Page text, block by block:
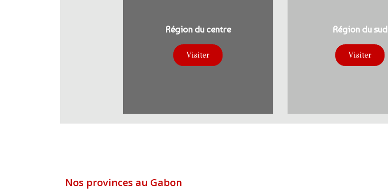
Région du centre
Visiter
Région du sud
Visiter
Nos provinces au Gabon